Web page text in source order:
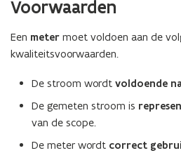
Voorwaarden
Een meter moet voldoen aan de
kwaliteitsvoorwaarden.
De stroom wordt voldoende
De gemeten stroom is
van de scope.
De meter wordt correct